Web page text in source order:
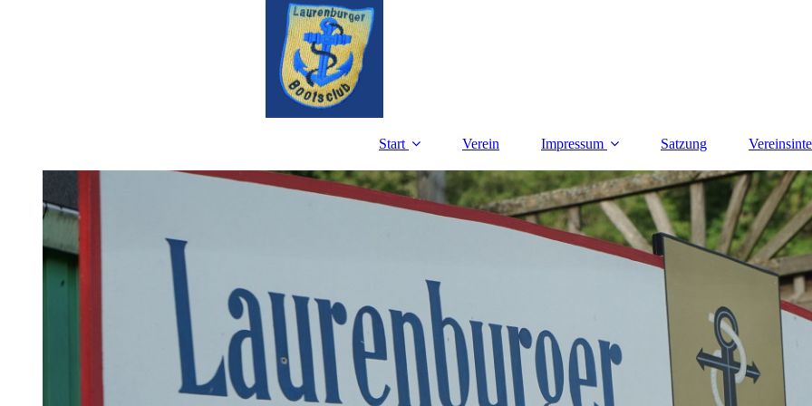
Start Verein Impressum Satzung